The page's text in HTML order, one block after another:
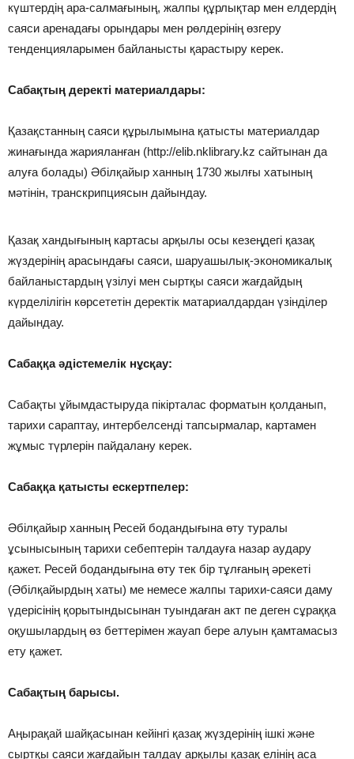
күштердің ара-салмағының, жалпы құрлықтар мен елдердің
саяси аренадағы орындары мен рөлдерінің өзгеру
тенденцияларымен байланысты қарастыру керек.
Сабақтың деректі материалдары:
Қазақстанның саяси құрылымына қатысты материалдар
жинағында жарияланған (http://elib.nklibrary.kz сайтынан да
алуға болады) Әбілқайыр ханның 1730 жылғы хатының
мәтінін, транскрипциясын дайындау.
Қазақ хандығының картасы арқылы осы кезеңдегі қазақ
жүздерінің арасындағы саяси, шаруашылық-экономикалық
байланыстардың үзілуі мен сыртқы саяси жағдайдың
күрделілігін көрсететін деректік матариалдардан үзінділер
дайындау.
Сабаққа әдістемелік нұсқау:
Сабақты ұйымдастыруда пікірталас форматын қолданып,
тарихи сараптау, интербелсенді тапсырмалар, картамен
жұмыс түрлерін пайдалану керек.
Сабаққа қатысты ескертпелер:
Әбілқайыр ханның Ресей бодандығына өту туралы
ұсынысының тарихи себептерін талдауға назар аудару
қажет. Ресей бодандығына өту тек бір тұлғаның әрекеті
(Әбілқайырдың хаты) ме немесе жалпы тарихи-саяси даму
үдерісінің қорытындысынан туындаған акт пе деген сұраққа
оқушылардың өз беттерімен жауап бере алуын қамтамасыз
ету қажет.
Сабақтың барысы.
Аңырақай шайқасынан кейінгі қазақ жүздерінің ішкі және
сыртқы саяси жағдайын талдау арқылы қазақ елінің аса